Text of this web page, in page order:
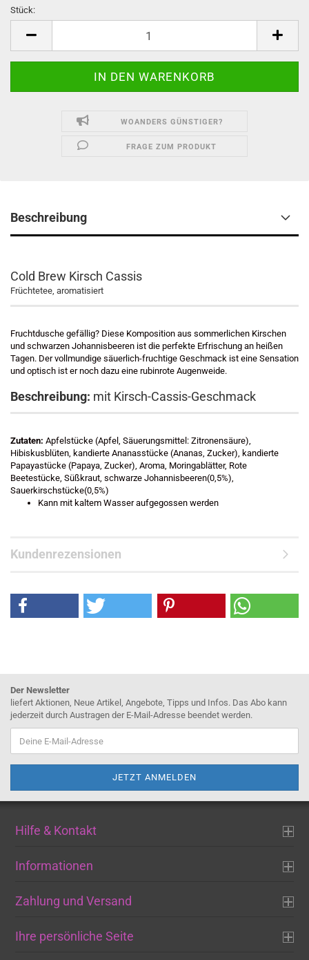
Stück:
WOANDERS GÜNSTIGER?
FRAGE ZUM PRODUKT
Beschreibung
Cold Brew Kirsch Cassis
Früchtetee, aromatisiert
Fruchtdusche gefällig? Diese Komposition aus sommerlichen Kirschen
und schwarzen Johannisbeeren ist die perfekte Erfrischung an heißen
Tagen. Der vollmundige säuerlich-fruchtige Geschmack ist eine Sensation
und optisch ist er noch dazu eine rubinrote Augenweide.
Beschreibung: mit Kirsch-Cassis-Geschmack
Zutaten: Apfelstücke (Apfel, Säuerungsmittel: Zitronensäure),
Hibiskusblüten, kandierte Ananasstücke (Ananas, Zucker), kandierte
Papayastücke (Papaya, Zucker), Aroma, Moringablätter, Rote
Beetestücke, Süßkraut, schwarze Johannisbeeren(0,5%),
Sauerkirschstücke(0,5%)
Kann mit kaltem Wasser aufgegossen werden
Kundenrezensionen
Der Newsletter
liefert Aktionen, Neue Artikel, Angebote, Tipps und Infos. Das Abo kann
jederzeit durch Austragen der E-Mail-Adresse beendet werden.
Hilfe & Kontakt
Informationen
Zahlung und Versand
Ihre persönliche Seite